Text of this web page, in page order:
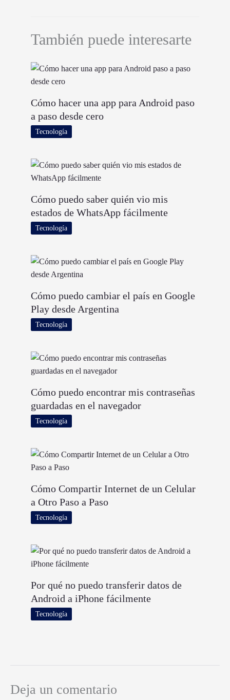
También puede interesarte
Cómo hacer una app para Android paso
a paso desde cero
Tecnología
Cómo puedo saber quién vio mis
estados de WhatsApp fácilmente
Tecnología
Cómo puedo cambiar el país en Google
Play desde Argentina
Tecnología
Cómo puedo encontrar mis contraseñas
guardadas en el navegador
Tecnología
Cómo Compartir Internet de un Celular
a Otro Paso a Paso
Tecnología
Por qué no puedo transferir datos de
Android a iPhone fácilmente
Tecnología
Deja un comentario